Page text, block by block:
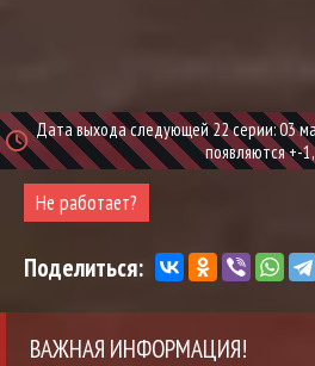
Дата выхода следующей 22 серии: 03
появляются +-
Не работает?
Поделиться:
ВАЖНАЯ ИНФОРМАЦИЯ!